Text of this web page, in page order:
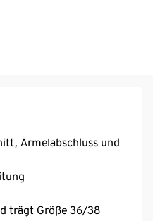
Ärmelabschluss und
trägt Größe 36/38